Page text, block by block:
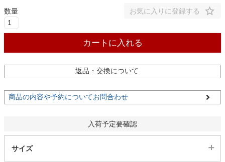
インテリア雑貨
ガーデン
タワー
お気に入りに登録する
カートに入れる
返品・交換について
商品の内容や予約についてお問合わせ
入荷予定要確認
サイズ